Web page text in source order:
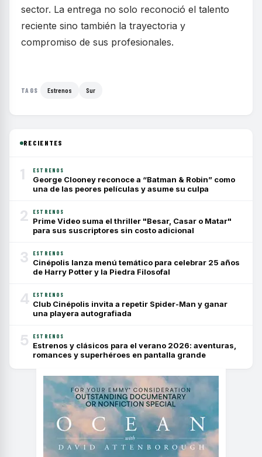
sector. La entrega no solo reconoció el talento
reciente sino también la trayectoria y
compromiso de sus profesionales.
TAGS Estrenos Sur
RECIENTES
1 ESTRENOS
George Clooney reconoce a “Batman & Robin” como
una de las peores películas y asume su culpa
2 ESTRENOS
Prime Video suma el thriller "Besar, Casar o Matar"
para sus suscriptores sin costo adicional
3 ESTRENOS
Cinépolis lanza menú temático para celebrar 25 años
de Harry Potter y la Piedra Filosofal
4 ESTRENOS
Club Cinépolis invita a repetir Spider-Man y ganar
una playera autografiada
5 ESTRENOS
Estrenos y clásicos para el verano 2026: aventuras,
romances y superhéroes en pantalla grande